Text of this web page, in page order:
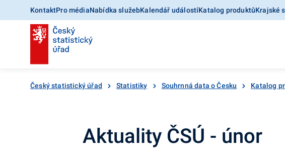
KontaktPro médiaNabídka služebKalendář událostíKatalog produktůKrajské
Český statistický úřad Statistiky Souhrnná data o Česku Katalog
Aktuality ČSÚ - únor